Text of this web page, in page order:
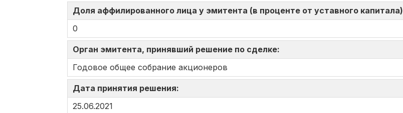
Доля аффилированного лица у эмитента (в проценте от уставного капитала)
0
Орган эмитента, принявший решение по сделке:
Годовое общее собрание акционеров
Дата принятия решения:
25.06.2021